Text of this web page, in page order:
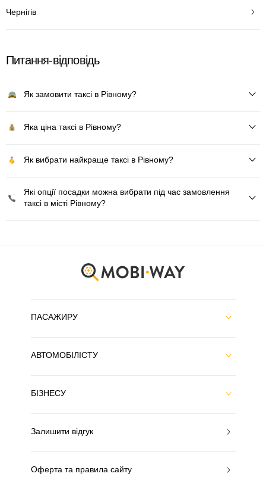
Чернігів
Питання-відповідь
Як замовити таксі в Рівному?
Яка ціна таксі в Рівному?
Як вибрати найкраще таксі в Рівному?
Які опції посадки можна вибрати під час замовлення
таксі в місті Рівному?
ПАСАЖИРУ
АВТОМОБІЛІСТУ
БІЗНЕСУ
Залишити відгук
Оферта та правила сайту